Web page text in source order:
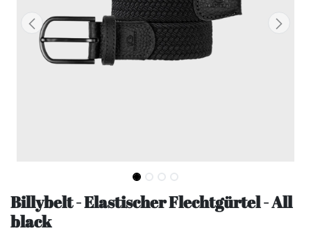
Billybelt - Elastischer Flechtgürtel - All
black